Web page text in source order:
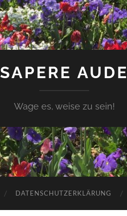
SAPERE AUDE
Wage es, weise zu sein!
DATENSCHUTZERKLÄRUNG